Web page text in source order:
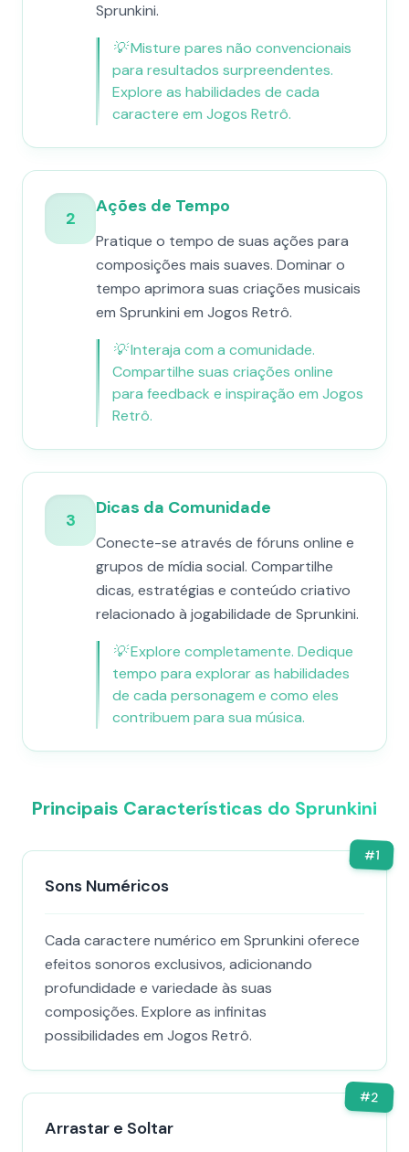
Sprunkini.
💡Misture pares não convencionais
para resultados surpreendentes.
Explore as habilidades de cada
caractere em Jogos Retrô.
2
Ações de Tempo
Pratique o tempo de suas ações para
composições mais suaves. Dominar o
tempo aprimora suas criações musicais
em Sprunkini em Jogos Retrô.
💡Interaja com a comunidade.
Compartilhe suas criações online
para feedback e inspiração em Jogos
Retrô.
3
Dicas da Comunidade
Conecte-se através de fóruns online e
grupos de mídia social. Compartilhe
dicas, estratégias e conteúdo criativo
relacionado à jogabilidade de Sprunkini.
💡Explore completamente. Dedique
tempo para explorar as habilidades
de cada personagem e como eles
contribuem para sua música.
Principais Características do Sprunkini
#1
Sons Numéricos
Cada caractere numérico em Sprunkini oferece
efeitos sonoros exclusivos, adicionando
profundidade e variedade às suas
composições. Explore as infinitas
possibilidades em Jogos Retrô.
#2
Arrastar e Soltar